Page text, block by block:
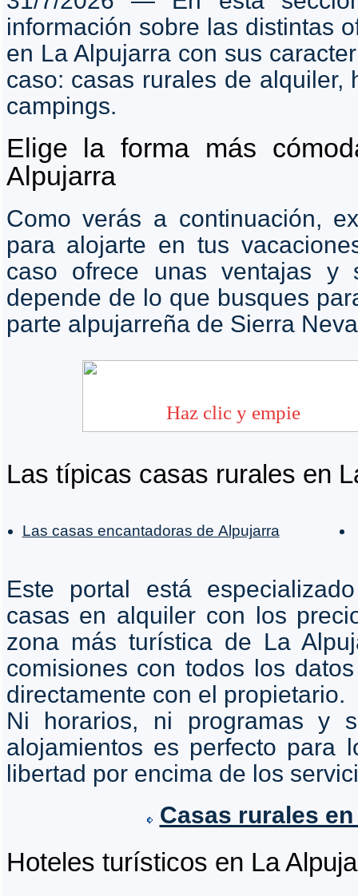
información sobre las distintas
en La Alpujarra con sus
caso: casas rurales de alquiler,
campings.
Elige la forma más
Alpujarra
Como verás a continuación,
para alojarte en tus
caso ofrece unas ventajas y
depende de lo que busques
parte alpujarreña de Sierra
Las típicas casas rurales en
Las casas encantadoras de Alpujarra
Este portal está
casas en alquiler con los
zona más turística de La
comisiones con todos los
directamente con el propietario.
Ni horarios, ni programas y
alojamientos es perfecto para
libertad por encima de los
Casas rurales
Hoteles turísticos en La